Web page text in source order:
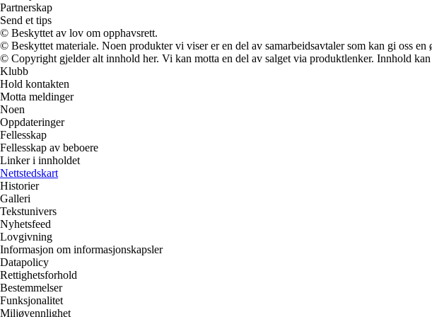
Partnerskap
Send et tips
© Beskyttet av lov om opphavsrett.
© Beskyttet materiale. Noen produkter vi viser er en del av samarbeidsavtaler som kan gi oss en
© Copyright gjelder alt innhold her. Vi kan motta en del av salget via produktlenker. Innhold
Klubb
Hold kontakten
Motta meldinger
Noen
Oppdateringer
Fellesskap
Fellesskap av beboere
Linker i innholdet
Nettstedskart
Historier
Galleri
Tekstunivers
Nyhetsfeed
Lovgivning
Informasjon om informasjonskapsler
Datapolicy
Rettighetsforhold
Bestemmelser
Funksjonalitet
Miljøvennlighet